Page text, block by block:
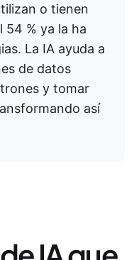
o tienen
54 % ya la ha
La IA ayuda a
de datos
y tomar
así